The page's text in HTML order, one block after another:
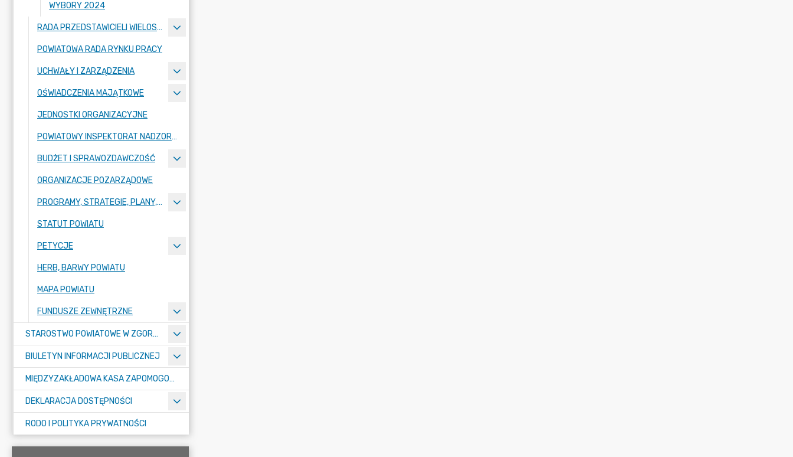
WYBORY 2024
RADA PRZEDSTAWICIELI WIELOSPECJALISTYCZNEGO ZESPOŁU OPIEKI ZDROWOTNEJ "BOLESŁAWIEC-ZGORZELEC" SAMODZIELNEGO PUBLICZNEGO ZAKŁADU OPIEKI ZDROWOTNEJ
POWIATOWA RADA RYNKU PRACY
UCHWAŁY I ZARZĄDZENIA
OŚWIADCZENIA MAJĄTKOWE
JEDNOSTKI ORGANIZACYJNE
POWIATOWY INSPEKTORAT NADZORU BUDOWLANEGO
BUDŻET I SPRAWOZDAWCZOŚĆ
ORGANIZACJE POZARZĄDOWE
PROGRAMY, STRATEGIE, PLANY, RAPORTY
STATUT POWIATU
PETYCJE
HERB, BARWY POWIATU
MAPA POWIATU
FUNDUSZE ZEWNĘTRZNE
STAROSTWO POWIATOWE W ZGORZELCU
BIULETYN INFORMACJI PUBLICZNEJ
MIĘDZYZAKŁADOWA KASA ZAPOMOGOWO-POŻYCZKOWA
DEKLARACJA DOSTĘPNOŚCI
RODO I POLITYKA PRYWATNOŚCI